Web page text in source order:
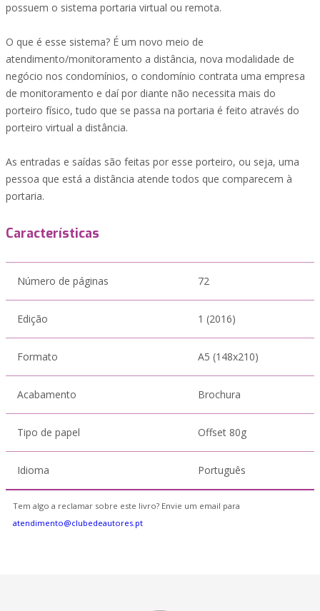
possuem o sistema portaria virtual ou remota.
O que é esse sistema? É um novo meio de
atendimento/monitoramento a distância, nova modalidade de
negócio nos condomínios, o condomínio contrata uma empresa
de monitoramento e daí por diante não necessita mais do
porteiro físico, tudo que se passa na portaria é feito através do
porteiro virtual a distância.
As entradas e saídas são feitas por esse porteiro, ou seja, uma
pessoa que está a distância atende todos que comparecem à
portaria.
Características
Número de páginas 72
Edição 1 (2016)
Formato A5 (148x210)
Acabamento Brochura
Tipo de papel Offset 80g
Idioma Português
Tem algo a reclamar sobre este livro? Envie um email para
atendimento@clubedeautores.pt